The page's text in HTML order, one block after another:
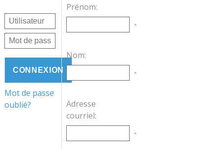
Mot de passe
oublié?
Prénom:
*
Nom:
*
Adresse
courriel:
*